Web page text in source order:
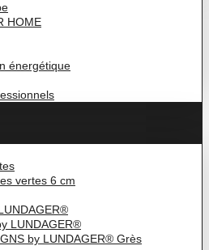
HOME
énergétique
vertes 6 cm
LUNDAGER®
by LUNDAGER® Grès